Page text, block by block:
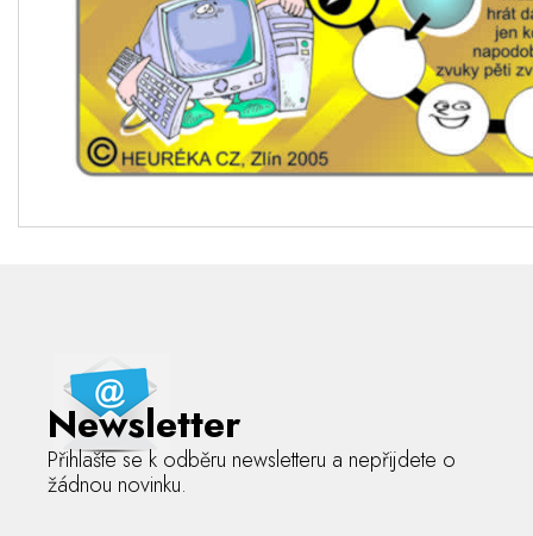
Newsletter
Přihlašte se k odběru newsletteru a nepřijdete o
žádnou novinku.